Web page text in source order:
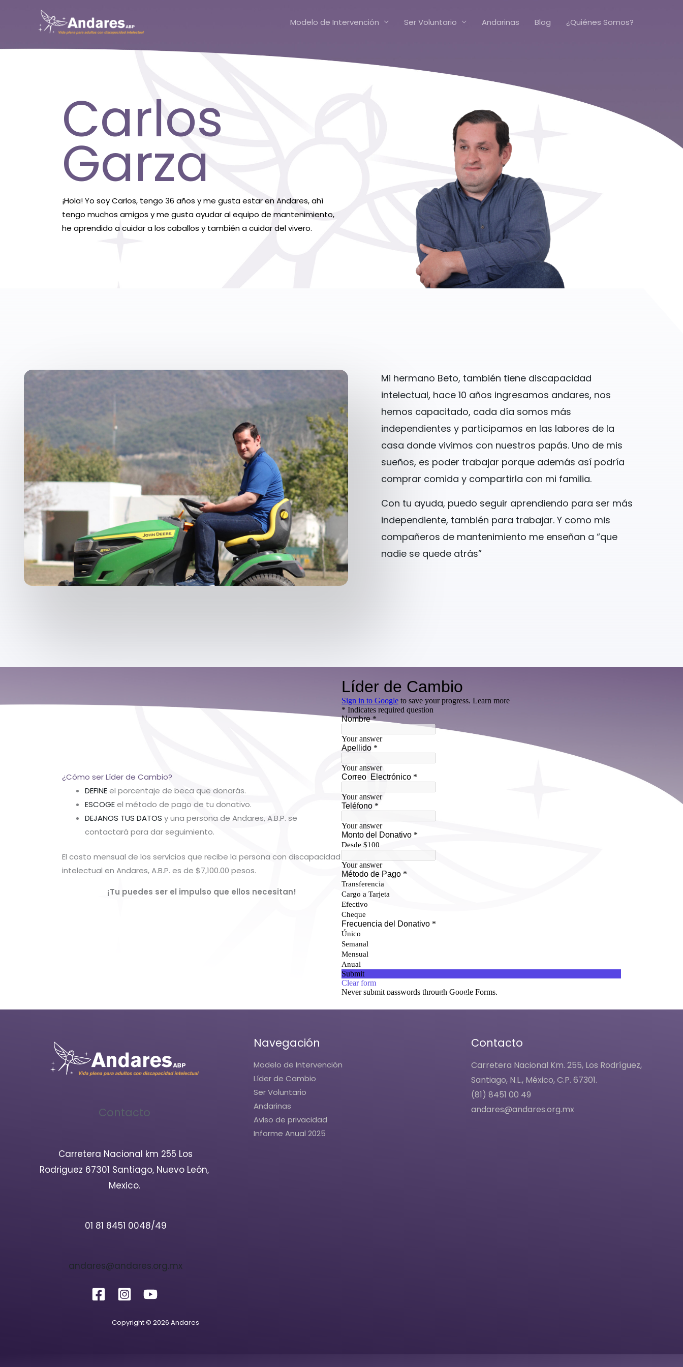
Modelo de Intervención Ser Voluntario Andarinas Blog ¿Quiénes Somos?
Carlos
Garza
¡Hola! Yo soy Carlos, tengo 36 años y me gusta estar enAndares, ahí
tengo muchos amigos y me gusta ayudar al equipo de mantenimiento,
he aprendido a cuidar a los caballos y también a cuidar del vivero.
Mi hermano Beto, también tiene discapacidad
intelectual, hace 10 años ingresamos andares, nos
hemos capacitado, cada día somos más
independientes y participamos en las labores de la
casa donde vivimos con nuestros papás. Uno de mis
sueños, es poder trabajar porque además así podría
comprar comida y compartirla con mi familia.
Con tu ayuda, puedo seguir aprendiendo para ser más
independiente, también para trabajar. Y como mis
compañeros de mantenimiento me enseñan a “que
nadie se quede atrás”
¿Cómo ser Líder de Cambio?
DEFINEel porcentaje de beca que donarás.
ESCOGEel método de pago de tu donativo.
DEJANOS TUS DATOS y una persona de Andares, A.B.P. se
contactará para dar seguimiento.
El costo mensual de los servicios que recibe la persona con discapacidad
intelectual en Andares, A.B.P. es de $7,100.00 pesos.
¡Tu puedes ser el impulso que ellos necesitan!
Contacto
Carretera Nacional km 255 Los
Rodriguez 67301 Santiago, Nuevo León,
Mexico.
01 81 8451 0048/49
andares@andares.org.mx
Copyright © 2026 Andares
Navegación
Modelo de Intervención
Líder de Cambio
Ser Voluntario
Andarinas
Aviso de privacidad
Informe Anual 2025
Contacto
Carretera Nacional Km. 255, Los Rodríguez,
Santiago, N.L., México, C.P. 67301.
(81) 8451 00 49
andares@andares.org.mx